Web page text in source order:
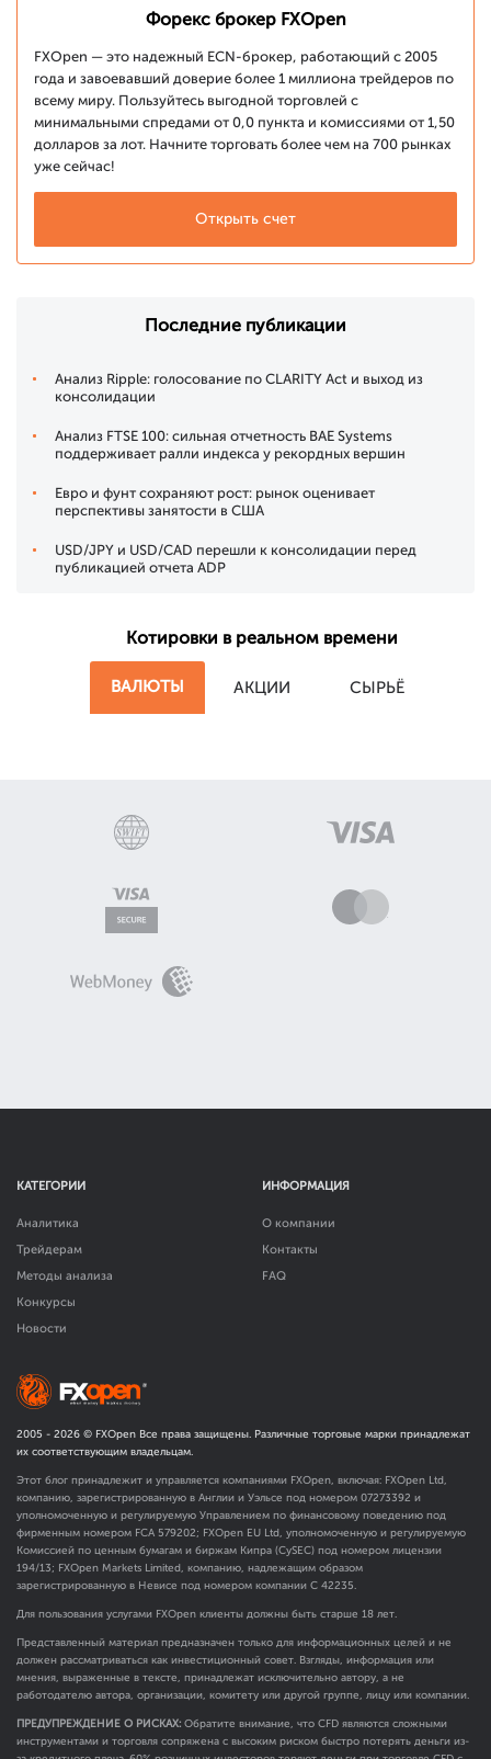
Форекс брокер FXOpen
FXOpen — это надежный ECN-брокер, работающий с 2005
года и завоевавший доверие более 1 миллиона трейдеров по
всему миру. Пользуйтесь выгодной торговлей с
минимальными спредами от 0,0 пункта и комиссиями от 1,50
долларов за лот. Начните торговать более чем на 700 рынках
уже сейчас!
Открыть счет
Последние публикации
Анализ Ripple: голосование по CLARITY Act и выход из
консолидации
Анализ FTSE 100: сильная отчетность BAE Systems
поддерживает ралли индекса у рекордных вершин
Евро и фунт сохраняют рост: рынок оценивает
перспективы занятости в США
USD/JPY и USD/CAD перешли к консолидации перед
публикацией отчета ADP
Котировки в реальном времени
ВАЛЮТЫ АКЦИИ СЫРЬЁ
КАТЕГОРИИ
Аналитика
Трейдерам
Методы анализа
Конкурсы
Новости
ИНФОРМАЦИЯ
О компании
Контакты
FAQ
2005 - 2026 © FXOpen Все права защищены. Различные торговые марки принадлежат
их соответствующим владельцам.
Этот блог принадлежит и управляется компаниями FXOpen, включая: FXOpen Ltd,
компанию, зарегистрированную в Англии и Уэльсе под номером 07273392 и
уполномоченную и регулируемую Управлением по финансовому поведению под
фирменным номером FCA 579202; FXOpen EU Ltd, уполномоченную и регулируемую
Комиссией по ценным бумагам и биржам Кипра (CySEC) под номером лицензии
194/13; FXOpen Markets Limited, компанию, надлежащим образом
зарегистрированную в Невисе под номером компании C 42235.
Для пользования услугами FXOpen клиенты должны быть старше 18 лет.
Представленный материал предназначен только для информационных целей и не
должен рассматриваться как инвестиционный совет. Взгляды, информация или
мнения, выраженные в тексте, принадлежат исключительно автору, а не
работодателю автора, организации, комитету или другой группе, лицу или компании.
ПРЕДУПРЕЖДЕНИЕ О РИСКАХ: Обратите внимание, что CFD являются сложными
инструментами и торговля сопряжена с высоким риском быстро потерять деньги из-